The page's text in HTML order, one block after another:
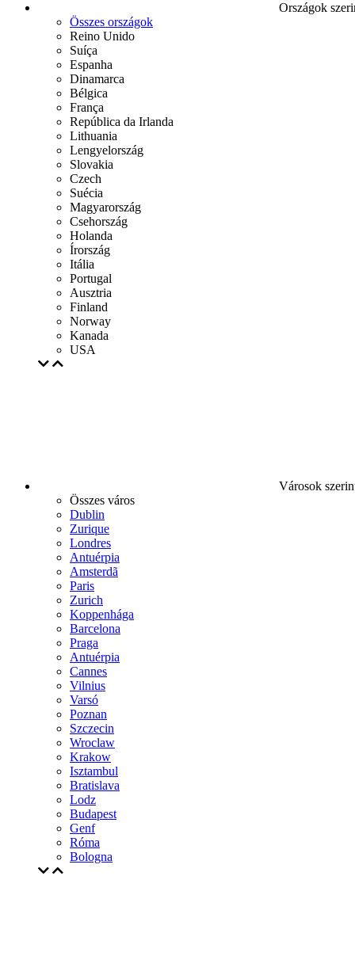
Országok
Összes országok
Reino Unido
Suíça
Espanha
Dinamarca
Bélgica
França
República da Irlanda
Lithuania
Lengyelország
Slovakia
Czech
Suécia
Magyarország
Csehország
Holanda
Írország
Itália
Portugal
Ausztria
Finland
Norway
Kanada
USA
Városok
Összes város
Dublin
Zurique
Londres
Antuérpia
Amsterdã
Paris
Zurich
Koppenhága
Barcelona
Praga
Antuérpia
Cannes
Vilnius
Varsó
Poznan
Szczecin
Wroclaw
Krakow
Isztambul
Bratislava
Lodz
Budapest
Genf
Róma
Bologna